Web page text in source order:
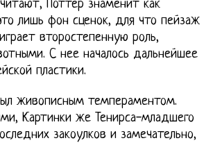
Поттер знаменит как
лишь фон сценок, для что пейзаж
второстепенную роль,
С нее началось дальнейшее
пластики.
живописным темпераментом.
Картинки же Тенирса-младшего
закоулков и замечательно,